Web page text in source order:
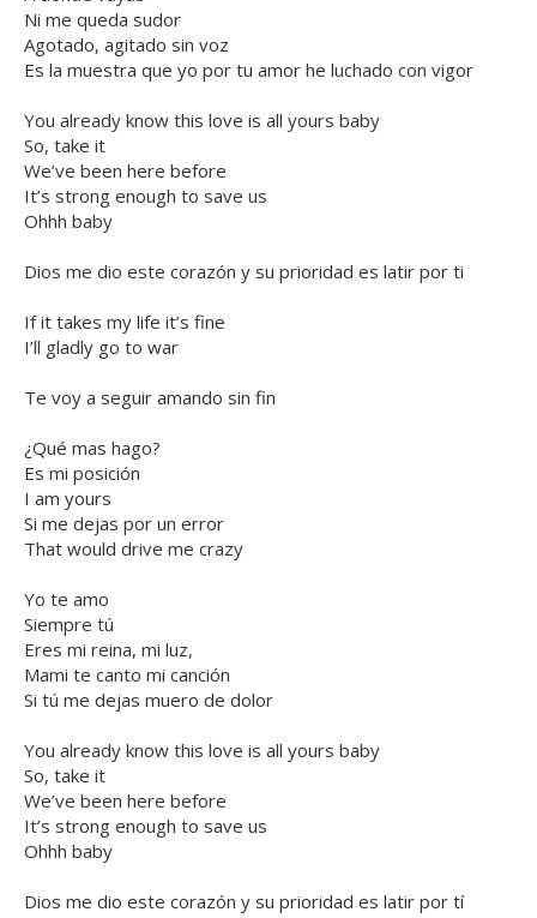
Ni me queda sudor
Agotado, agitado sin voz
Es la muestra que yo por tu amor he luchado con vigor
You already know this love is all yours baby
So, take it
We’ve been here before
It’s strong enough to save us
Ohhh baby
Dios me dio este corazón y su prioridad es latir por ti
If it takes my life it’s fine
I’ll gladly go to war
Te voy a seguir amando sin fin
¿Qué mas hago?
Es mi posición
I am yours
Si me dejas por un error
That would drive me crazy
Yo te amo
Siempre tú
Eres mi reina, mi luz,
Mami te canto mi canción
Si tú me dejas muero de dolor
You already know this love is all yours baby
So, take it
We’ve been here before
It’s strong enough to save us
Ohhh baby
Dios me dio este corazón y su prioridad es latir por tí